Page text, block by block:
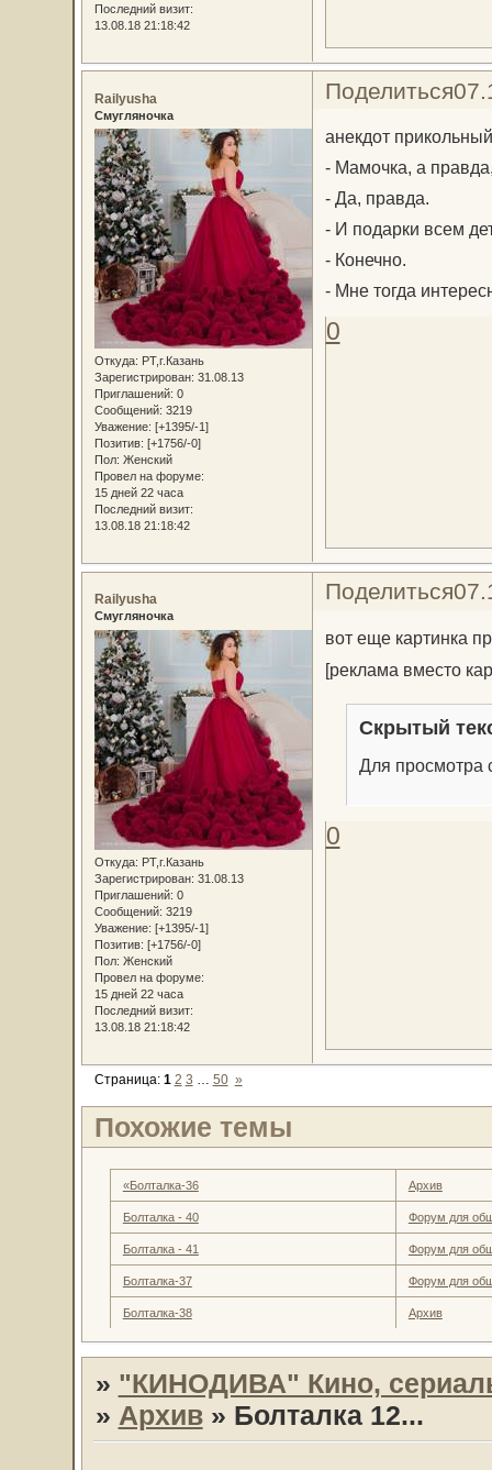
Последний визит:
13.08.18 21:18:42
Поделиться
Railyusha
Смугляночка
Откуда: РТ,г.Казань
Зарегистрирован: 31.08.13
Приглашений: 0
Сообщений: 3219
Уважение: [+1395/-1]
Позитив: [+1756/-0]
Пол: Женский
Провел на форуме:
15 дней 22 часа
Последний визит:
13.08.18 21:18:42
анекдот
- Мамочка, а
- Да, правда.
- И подарки всем
- Конечно.
- Мне тогда
0
Поделиться
Railyusha
Смугляночка
Откуда: РТ,г.Казань
Зарегистрирован: 31.08.13
Приглашений: 0
Сообщений: 3219
Уважение: [+1395/-1]
Позитив: [+1756/-0]
Пол: Женский
Провел на форуме:
15 дней 22 часа
Последний визит:
13.08.18 21:18:42
вот еще картинка
[реклама вместо
Скрытый
Для просмотра
0
Страница: 1 2 3 … 50 »
Похожие темы
«Болталка-36 Архив
Болталка - 40 Форум для
Болталка - 41 Форум для
Болталка-37 Форум для
Болталка-38 Архив
» "КИНОДИВА" Кино,
» Архив » Болталка 12...